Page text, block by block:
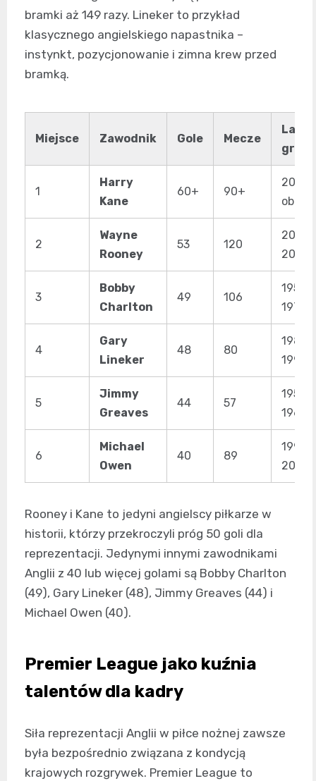
bramki aż 149 razy. Lineker to przykład
klasycznego angielskiego napastnika –
instynkt, pozycjonowanie i zimna krew przed
bramką.
Miejsce Zawodnik Gole Mecze
Lata
gry
1
Harry
Kane
60+ 90+
2015 –
2
Wayne
Rooney
53 120
2003-
2018
3
Bobby
Charlton
49 106
1958-
1970
4
Gary
Lineker
48 80
1984-
1992
5
Jimmy
Greaves
44 57
1959-
1967
6
Michael
Owen
40 89
1998-
2008
Rooney i Kane to jedyni angielscy piłkarze w
historii, którzy przekroczyli próg 50 goli dla
reprezentacji. Jedynymi innymi zawodnikami
Anglii z 40 lub więcej golami są Bobby Charlton
(49), Gary Lineker (48), Jimmy Greaves (44) i
Michael Owen (40).
Premier League jako kuźnia
talentów dla kadry
Siła reprezentacji Anglii w piłce nożnej zawsze
była bezpośrednio związana z kondycją
krajowych rozgrywek. Premier League to